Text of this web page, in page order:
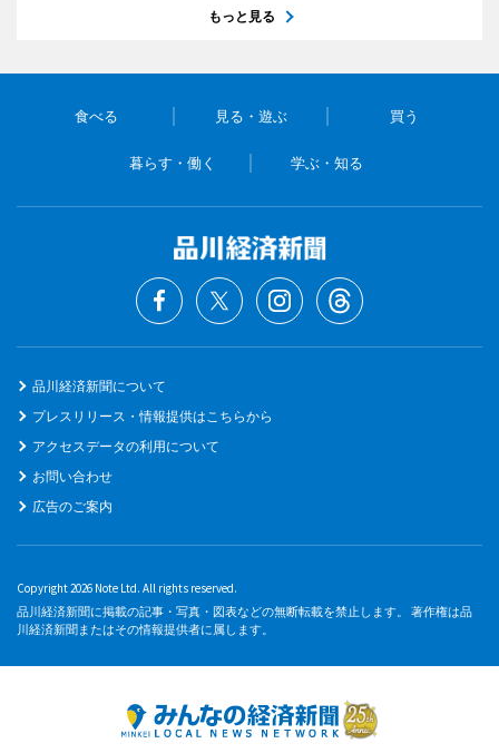
もっと見る
食べる 見る・遊ぶ 買う
暮らす・働く 学ぶ・知る
品川経済新聞について
プレスリリース・情報提供はこちらから
アクセスデータの利用について
お問い合わせ
広告のご案内
Copyright 2026 Note Ltd. All rights reserved.
品川経済新聞に掲載の記事・写真・図表などの無断転載を禁止します。 著作権は品
川経済新聞またはその情報提供者に属します。